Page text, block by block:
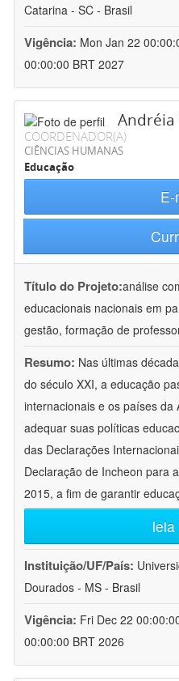
Catarina - SC - Brasil
Vigência: Mon Jan 22
00:00:00 BRT 2027
Andréia
COORDENADOR(A)
CIÊNCIAS HUMANAS
Educação
E-
Título do Projeto:análise
educacionais nacionais em
gestão, formação de
Resumo: Nas últimas
do século XXI, a educação
internacionais e os países
adequar suas políticas
das Declarações
Declaração de Incheon para
2015, a fim de garantir
leia
Instituição/UF/País:
Dourados - MS - Brasil
Vigência: Fri Dec 22
00:00:00 BRT 2026